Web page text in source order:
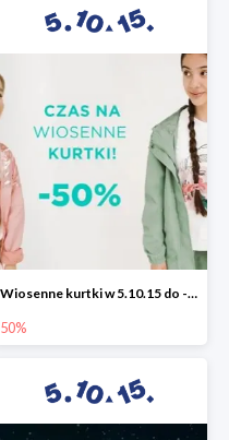
Wiosenne kurtki w 5.10.15 do -50%
50%